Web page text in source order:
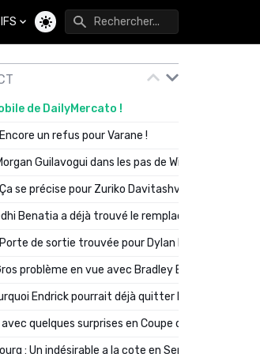
Changer de thème
de DailyMercato !
un refus pour Varane !
Guilavogui dans les pas de Will Still ?
se précise pour Zuriko Davitashvili
Benatia a déjà trouvé le remplaçant de Robinio
de sortie trouvée pour Dylan Batubinsika
problème en vue avec Bradley Barcola ?
Endrick pourrait déjà quitter Lyon en janvier
quelques surprises en Coupe de France
: Un indésirable a la cote en Serie A